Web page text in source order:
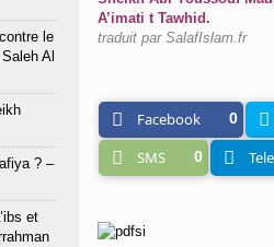
A’imati t Tawhid.
traduit par SalafIslam.fr
Facebook 0
SMS 0
le
Al
? –
et